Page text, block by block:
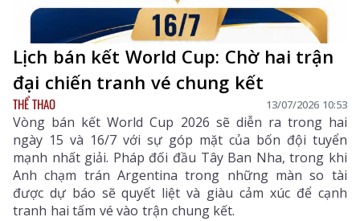
Lịch bán kết World Cup: Chờ hai trận
đại chiến tranh vé chung kết
THỂ THAO 13/07/2026 10:53
Vòng bán kết World Cup 2026 sẽ diễn ra trong hai
ngày 15 và 16/7 với sự góp mặt của bốn đội tuyển
mạnh nhất giải. Pháp đối đầu Tây Ban Nha, trong khi
Anh chạm trán Argentina trong những màn so tài
được dự báo sẽ quyết liệt và giàu cảm xúc để cạnh
tranh hai tấm vé vào trận chung kết.